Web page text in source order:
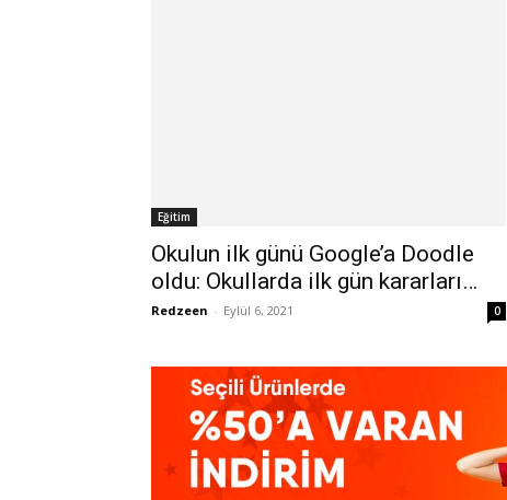
Eğitim
Okulun ilk günü Google’a Doodle
oldu: Okullarda ilk gün kararları…
Redzeen - Eylül 6, 2021 0